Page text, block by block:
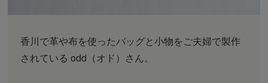
香川で革や布を使ったバッグと小物をご夫婦で製作
されている odd（オド）さん。